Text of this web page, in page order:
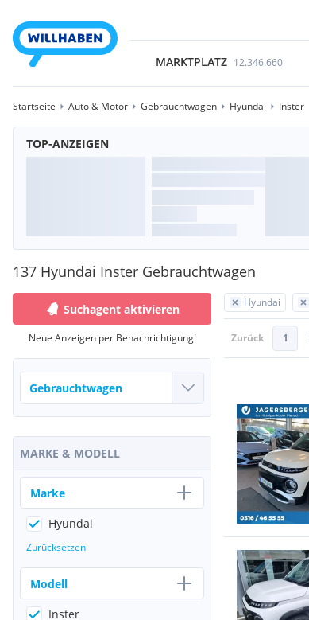
MARKTPLATZ 12.346.660
Startseite Auto & Motor Gebrauchtwagen Hyundai Inster
TOP-ANZEIGEN
137 Hyundai Inster Gebrauchtwagen
Hyundai
Zurück 1
Suchagent aktivieren
Neue Anzeigen per Benachrichtigung!
MARKE & MODELL
Marke
Hyundai
Zurücksetzen
Modell
Inster